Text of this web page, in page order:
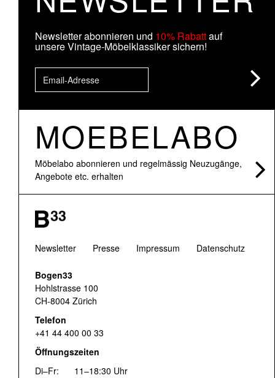
Newsletter abonnieren und 10% Rabattauf
unsere Vintage-Möbelklassiker sichern!
MOEBELABO
Möbelabo abonnieren und regelmässig Neuzugänge,
Angebote etc. erhalten
Newsletter Presse Impressum Datenschutz
Bogen33
Hohlstrasse 100
CH-8004 Zürich
Telefon
+41 44 400 00 33
Öffnungszeiten
Di–Fr:
11–18:30 Uhr